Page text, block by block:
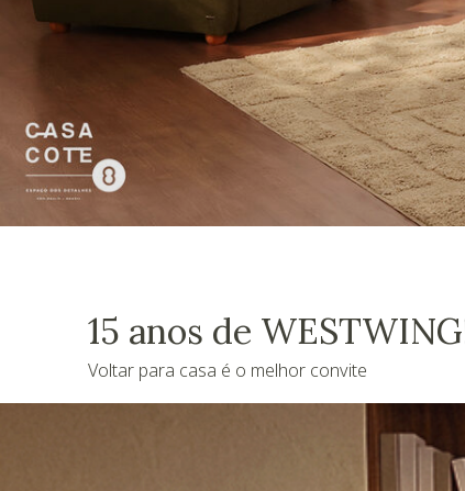
15 anos de
Voltar para casa é o melhor convite